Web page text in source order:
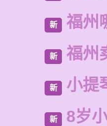
新 福州
新 福州
新 小提
新 8岁